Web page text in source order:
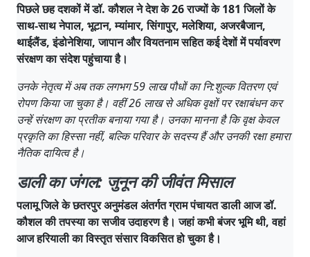
पिछले छह दशकों में डॉ. कौशल ने देश के 26 राज्यों के 181 जिलों के
साथ-साथ नेपाल, भूटान, म्यांमार, सिंगापुर, मलेशिया, अजरबैजान,
थाईलैंड, इंडोनेशिया, जापान और वियतनाम सहित कई देशों में पर्यावरण
संरक्षण का संदेश पहुंचाया है।
उनके नेतृत्व में अब तक लगभग 59 लाख पौधों का नि:शुल्क वितरण एवं
रोपण किया जा चुका है। वहीं 26 लाख से अधिक वृक्षों पर रक्षाबंधन कर
उन्हें संरक्षण का प्रतीक बनाया गया है। उनका मानना है कि वृक्ष केवल
प्रकृति का हिस्सा नहीं, बल्कि परिवार के सदस्य हैं और उनकी रक्षा हमारा
नैतिक दायित्व है।
डाली का जंगल: जुनून की जीवंत मिसाल
पलामू जिले के छतरपुर अनुमंडल अंतर्गत ग्राम पंचायत डाली आज डॉ.
कौशल की तपस्या का सजीव उदाहरण है। जहां कभी बंजर भूमि थी, वहां
आज हरियाली का विस्तृत संसार विकसित हो चुका है।